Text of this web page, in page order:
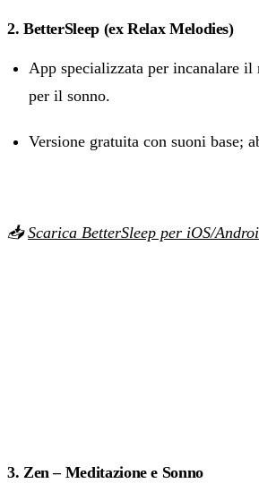
2. BetterSleep (ex Relax Melodies)
App specializzata per incanalare
per il sonno.
Versione gratuita con suoni base;
📥 Scarica BetterSleep per iOS/
3. Zen – Meditazione e Sonno